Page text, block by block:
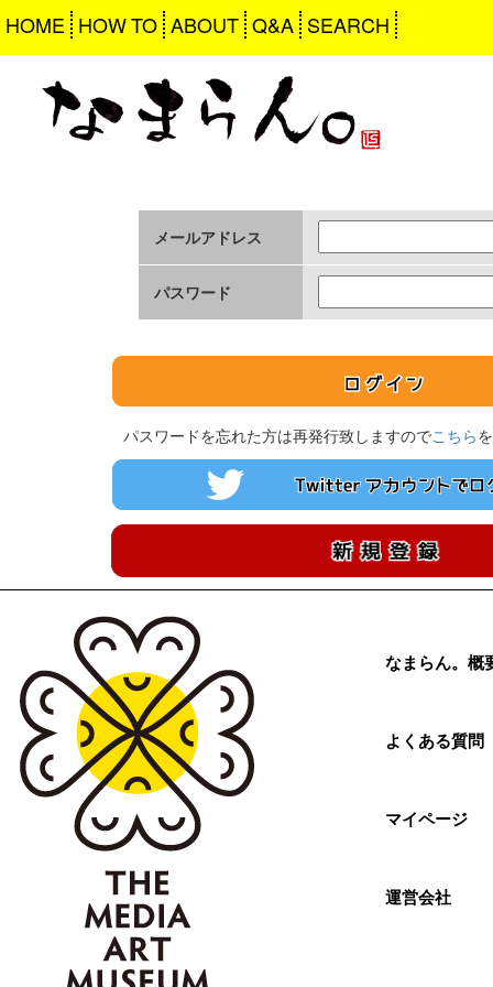
HOME HOW TO ABOUT Q&A SEARCH
メールアドレス
パスワード
パスワードを忘れた方は再発行致しますのでこちら
なまらん。概
よくある質問
マイページ
運営会社